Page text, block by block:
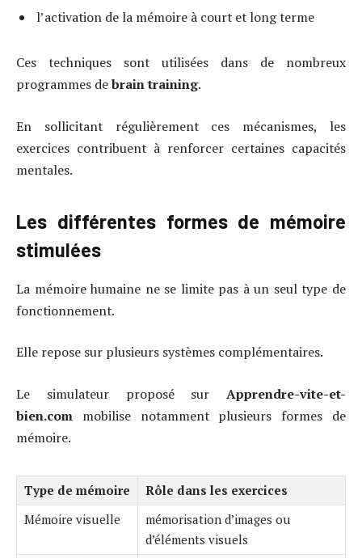
l’activation de la mémoire à court et long terme
Ces techniques sont utilisées dans de nombreux
programmes debrain training.
En sollicitant régulièrement ces mécanismes, les
exercices contribuent à renforcer certaines capacités
mentales.
Les différentes formes de mémoire
stimulées
La mémoire humaine ne se limite pas à un seul type de
fonctionnement.
Elle repose sur plusieurs systèmes complémentaires.
Le simulateur proposé sur Apprendre-vite-et-
bien.com mobilise notamment plusieurs formes de
mémoire.
Type de mémoire
Rôle dans les exercices
Mémoire visuelle
mémorisation d’images ou
d’éléments visuels